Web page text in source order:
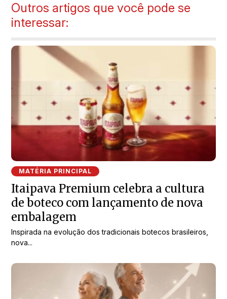
Outros artigos que você pode se
interessar:
MATÉRIA PRINCIPAL
Itaipava Premium celebra a cultura
de boteco com lançamento de nova
embalagem
Inspirada na evolução dos tradicionais botecos brasileiros,
nova...